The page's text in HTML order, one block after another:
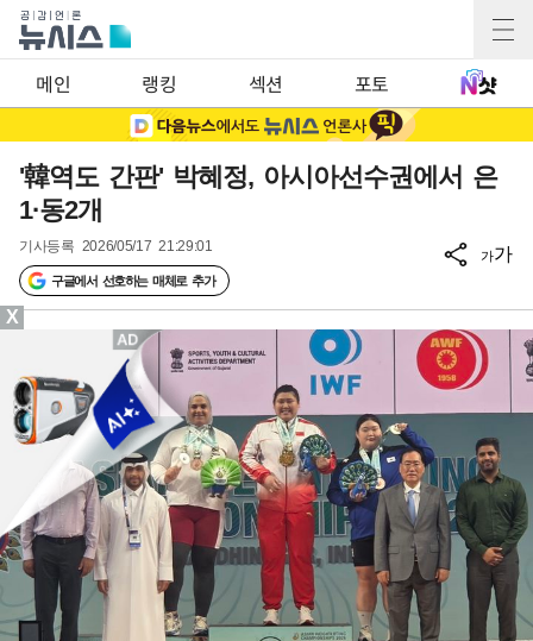
메인 랭킹 섹션 포토
'韓역도 간판' 박혜정, 아시아선수권에서 은
1·동2개
기사등록 2026/05/17 21:29:01
구글에서 선호하는 매체로 추가
가가
X